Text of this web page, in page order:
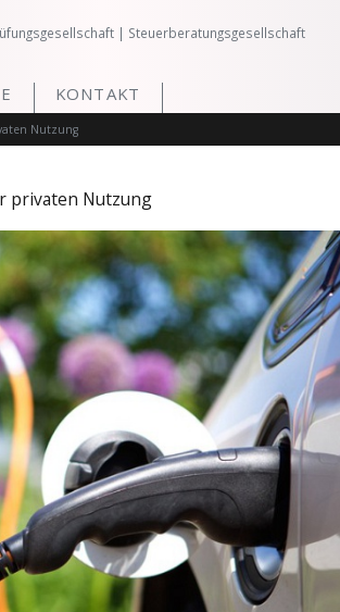
| Steuerberatungsgesellschaft
KONTAKT
Nutzung
privaten Nutzung